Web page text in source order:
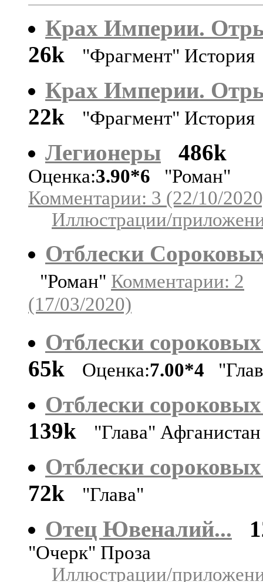
Крах Империи.
26k
"Фрагмент" История
Крах Империи.
22k
"Фрагмент" История
Легионеры 486k
Оценка:3.90*6 "Роман"
Комментарии: 3 (22/10/
Иллюстрации/
Отблески
"Роман" Комментарии: 2
(17/03/2020)
Отблески
65k
Оценка:7.00*4
Отблески
139k
"Глава" Афганистан
Отблески
72k
"Глава"
Отец Ювеналий...
"Очерк" Проза
Иллюстрации/